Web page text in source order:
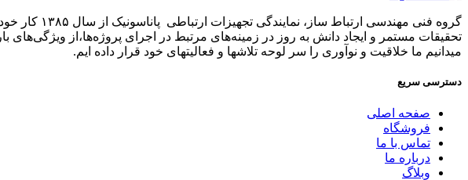
گروه فنی
تحقیقات مستمر و ایجاد دانش به‌ روز در زمینه‌های مرتبط در اجرای پروژه‌ها،از
میدانیم ما خلاقیت و نوآوری را سر لوحه تلاشها و فعالیتهای خود قرار داده ایم.
دسترسی سریع
صفحه اصلی
فروشگاه
تماس با ما
درباره ما
وبلاگ